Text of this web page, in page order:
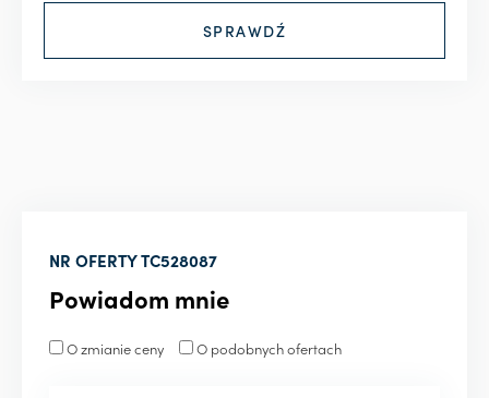
NR OFERTYTC528087
Powiadom mnie
O zmianie ceny O podobnych ofertach